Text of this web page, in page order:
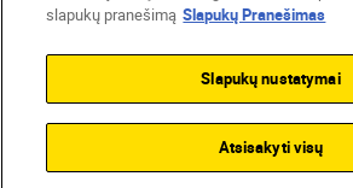
Lietuva Nikon Sites
Contact Us Privacy Notice
Terms
Cookie Settings
slapukų pranešimą Slapukų Pranešimas
Slapukų nustatymai
Atsisakyti visų